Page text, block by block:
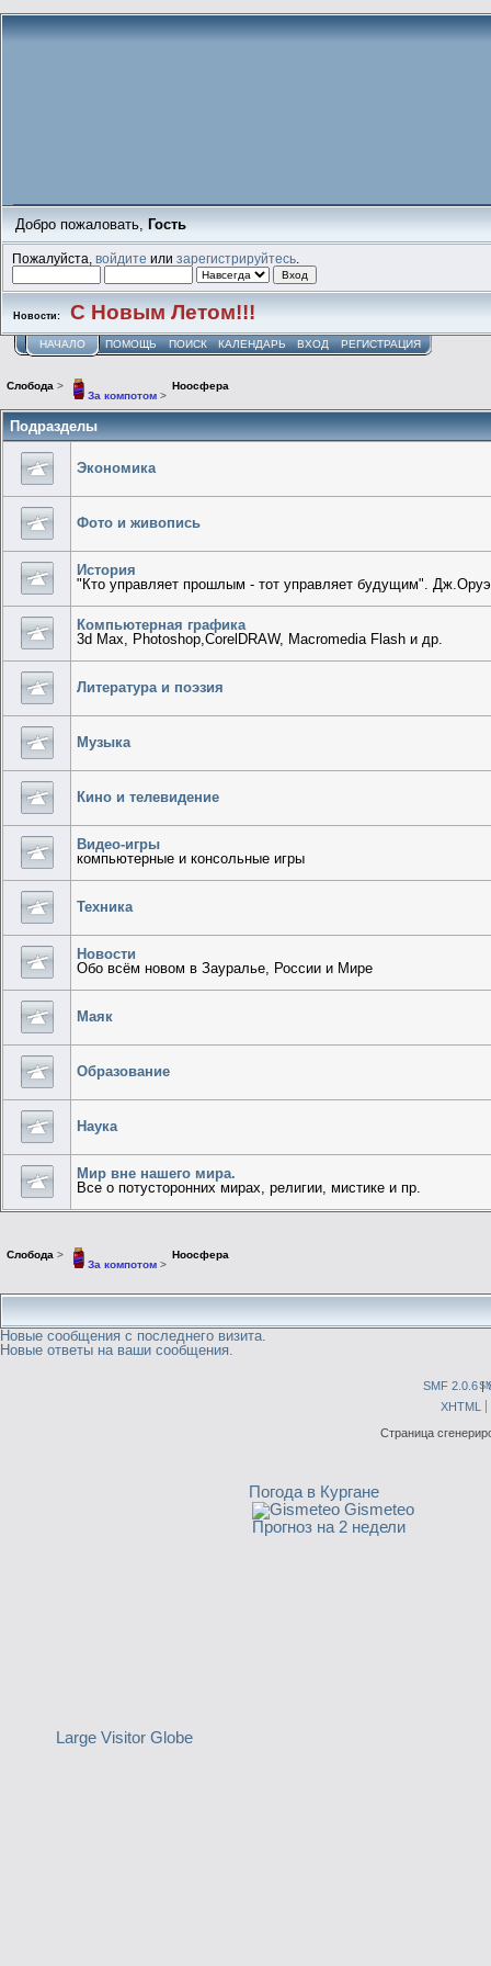
Добро пожаловать, Гость
Пожалуйста,войдите илизарегистрируйтесь
Новости: С Новым Летом!!!
НАЧАЛО ПОМОЩЬ ПОИСК КАЛЕНДАРЬ ВХОД РЕГИСТРАЦИЯ
Слобода >
За компотом>
Ноосфера
Подразделы
Экономика
Фото и живопись
История
"Кто управляет прошлым - тот управляет будущим".
Компьютерная графика
3d Max, Photoshop,CorelDRAW, Macromedia Flash и др.
Литература и поэзия
Музыка
Кино и телевидение
Видео-игры
компьютерные и консольные игры
Техника
Новости
Обо всём новом в Зауралье, России и Мире
Маяк
Образование
Наука
Мир вне нашего мира.
Все о потусторонних мирах, религии, мистике и пр.
Слобода >
За компотом>
Ноосфера
Новые сообщения с последнего визита.
Новые ответы на ваши сообщения.
SMF 2.0.6|
XHTML
Страница
Large Visitor Globe
Погода в Кургане
Gismeteo
Прогноз на 2 недели